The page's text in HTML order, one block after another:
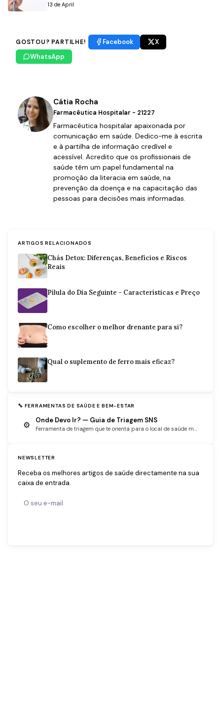
13 de April
GOSTOU? PARTILHE! Facebook
X
WhatsApp
Cátia Rocha
Farmacêutica Hospitalar - 21227
Farmacêutica hospitalar apaixonada por
comunicação em saúde. Dedico-me à escrita
e à partilha de informação credível e
acessível. Acredito que os profissionais de
saúde têm um papel fundamental na
promoção da literacia em saúde, na
prevenção da doença e na capacitação das
pessoas para decisões mais informadas.
ARTIGOS RELACIONADOS
Chás Detox: Diferenças, Benefícios e Riscos
Reais
Pílula do Dia Seguinte - Características e Preço
Como escolher o melhor drenante para si?
Qual o suplemento de ferro mais eficaz?
🔧 FERRAMENTAS DE SAÚDE E BEM-ESTAR
⚙ Onde Devo Ir? — Guia de Triagem SNS
Ferramenta de triagem que te orienta para o local de saúde m...
NEWSLETTER
Receba os melhores artigos de saúde directamente na sua
caixa de entrada.